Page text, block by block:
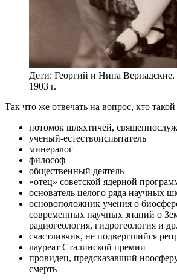
Дети: Георгий и Нина Вернадские.
1903 г.
Так что же отвечать на вопрос, кто
потомок шляхтичей,
ученый-естествоиспытатель
минералог
философ
общественный деятель
«отец» советской ядерной
основатель целого ряда научных
основоположник учения о
современных научных знаний о
радиогеология, гидрогеология и
счастливчик, не подвергшийся
лауреат Сталинской премии
провидец, предсказавший
смерть